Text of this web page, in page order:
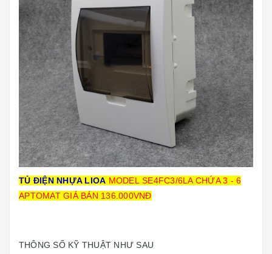
TỦ ĐIỆN NHỰA LIOA MODEL SE4FC3/6LA CHỨA 3 - 6
APTOMAT GIÁ BÁN 136.000VNĐ
THÔNG SỐ KỸ THUẬT NHƯ SAU